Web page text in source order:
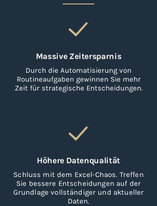
Massive Zeitersparnis
Durch die Automatisierung von
Routineaufgaben gewinnen Sie mehr
Zeit für strategische Entscheidungen.
Höhere Datenqualität
Schluss mit dem Excel-Chaos. Treffen
Sie bessere Entscheidungen auf der
Grundlage vollständiger und aktueller
Daten.